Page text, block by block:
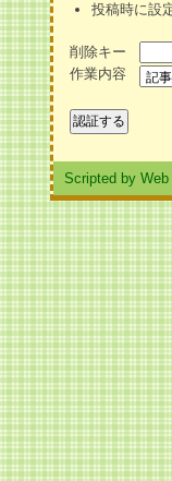
投稿時に設
削除キー
作業内容
Scripted by